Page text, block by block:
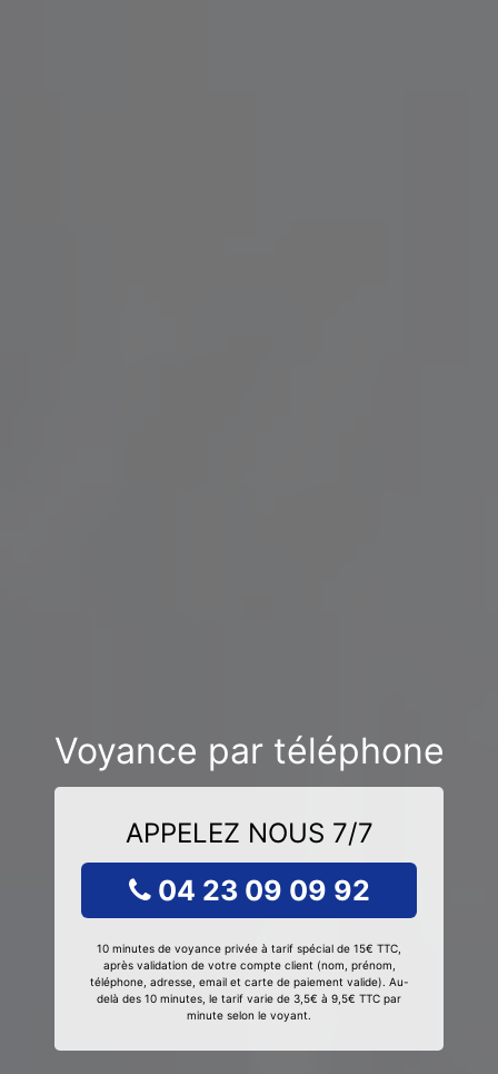
Voyance par téléphone
APPELEZ NOUS 7/7
04 23 09 09 92
10 minutes de voyance privée à tarif spécial de 15€ TTC,
après validation de votre compte client (nom, prénom,
téléphone, adresse, email et carte de paiement valide). Au-
delà des 10 minutes, le tarif varie de 3,5€ à 9,5€ TTC par
minute selon le voyant.